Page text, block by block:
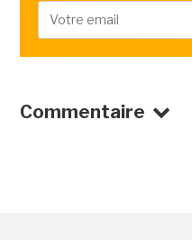
Commentaire